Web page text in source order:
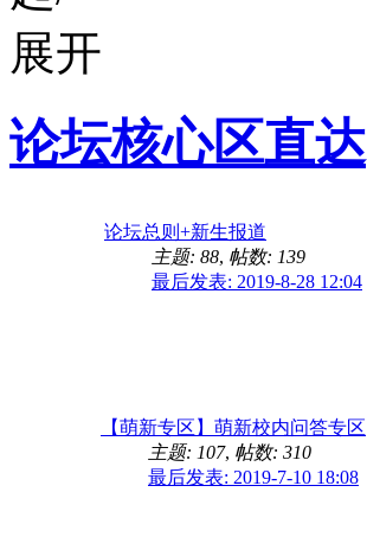
论坛核心区直达
论坛总则+新生报道
主题: 88, 帖数: 139
最后发表: 2019-8-28 12:04
【萌新专区】萌新校内问答专区
主题: 107, 帖数: 310
最后发表: 2019-7-10 18:08